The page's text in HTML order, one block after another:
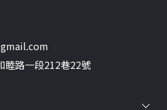
睦路一段212巷22號